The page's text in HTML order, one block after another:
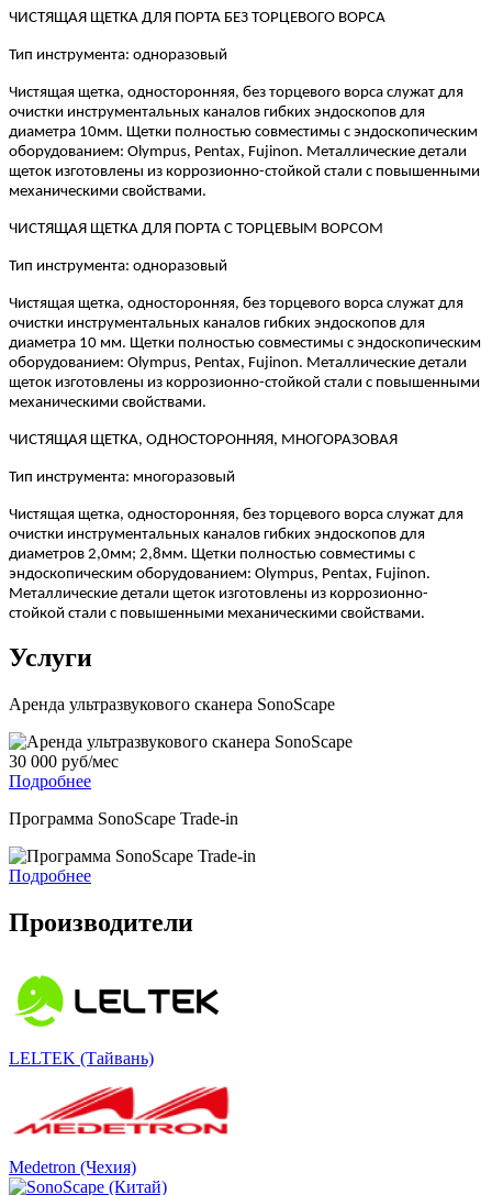
ЧИСТЯЩАЯ ЩЕТКА ДЛЯ ПОРТА БЕЗ ТОРЦЕВОГО ВОРСА
Тип инструмента: одноразовый
Чистящая щетка, односторонняя, без торцевого ворса служат для
очистки инструментальных каналов гибких эндоскопов для
диаметра 10мм. Щетки полностью совместимы с эндоскопическим
оборудованием: Olympus, Pentax, Fujinon. Металлические детали
щеток изготовлены из коррозионно-стойкой стали с повышенными
механическими свойствами.
ЧИСТЯЩАЯ ЩЕТКА ДЛЯ ПОРТА С ТОРЦЕВЫМ ВОРСОМ
Тип инструмента: одноразовый
Чистящая щетка, односторонняя, без торцевого ворса служат для
очистки инструментальных каналов гибких эндоскопов для
диаметра 10 мм. Щетки полностью совместимы с эндоскопическим
оборудованием: Olympus, Pentax, Fujinon. Металлические детали
щеток изготовлены из коррозионно-стойкой стали с повышенными
механическими свойствами.
ЧИСТЯЩАЯ ЩЕТКА, ОДНОСТОРОННЯЯ, МНОГОРАЗОВАЯ
Тип инструмента: многоразовый
Чистящая щетка, односторонняя, без торцевого ворса служат для
очистки инструментальных каналов гибких эндоскопов для
диаметров 2,0мм; 2,8мм. Щетки полностью совместимы с
эндоскопическим оборудованием: Olympus, Pentax, Fujinon.
Металлические детали щеток изготовлены из коррозионно-
стойкой стали с повышенными механическими свойствами.
Услуги
Аренда ультразвукового сканера SonoScape
30 000 руб/мес
Подробнее
Программа SonoScape Trade-in
Подробнее
Производители
LELTEK (Тайвань)
Medetron (Чехия)